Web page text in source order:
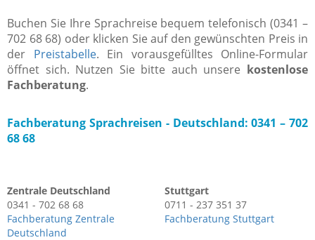
Buchen Sie Ihre Sprachreise bequem telefonisch (0341 –
702 68 68) oder klicken Sie auf den gewünschten Preis in
der Preistabelle. Ein vorausgefülltes Online-Formular
öffnet sich. Nutzen Sie bitte auch unsere kostenlose
Fachberatung.
Fachberatung Sprachreisen - Deutschland: 0341 – 702
68 68
Zentrale Deutschland
0341 - 702 68 68
Fachberatung Zentrale
Deutschland
Stuttgart
0711 - 237 351 37
Fachberatung Stuttgart